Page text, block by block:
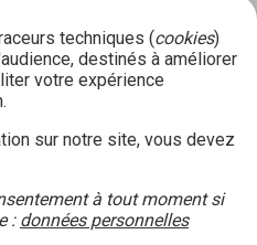
techniques (cookies)
destinés à améliorer
votre expérience
sur notre site, vous devez
à tout moment si
: données personnelles